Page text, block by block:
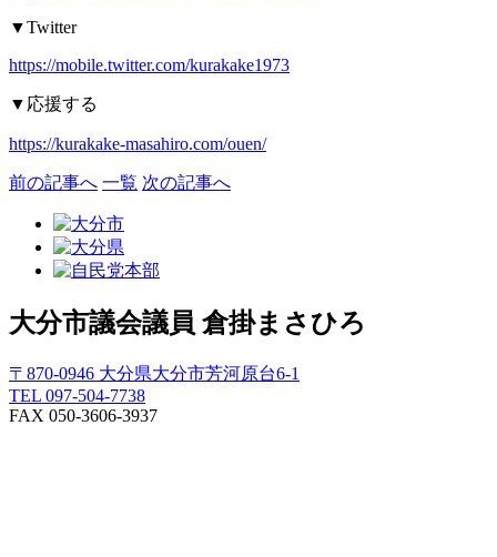
▼Twitter
https://mobile.twitter.com/kurakake1973
▼ 応援する
https://kurakake-masahiro.com/ouen/
前の記事へ 一覧 次の記事へ
大分市議会議員 倉掛まさひろ
〒870-0946 大分県大分市芳河原台6-1
TEL 097-504-7738
FAX 050-3606-3937